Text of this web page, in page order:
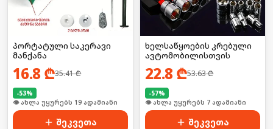
პორტატული საკერავი
მანქანა
16.8 ₾35.41₾
-53%
🛒 ბოლო 24სთ-ში იყიდა 27-მა
შეკვეთა
ხელსაწყოების კრებული
ავტომობილისთვის
22.8 ₾53.63₾
-57%
🛒 ბოლო 24სთ-ში იყიდა 6-მა
შეკვეთა